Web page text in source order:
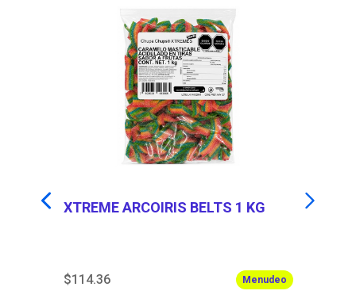
XTREME ARCOIRIS BELTS 1 KG
$114.36 Menudeo